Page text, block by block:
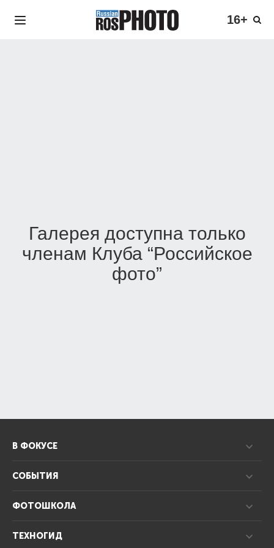
16+
Галерея доступна только
членам Клуба “Российское
фото”
В ФОКУСЕ
СОБЫТИЯ
ФОТОШКОЛА
ТЕХНОГИД